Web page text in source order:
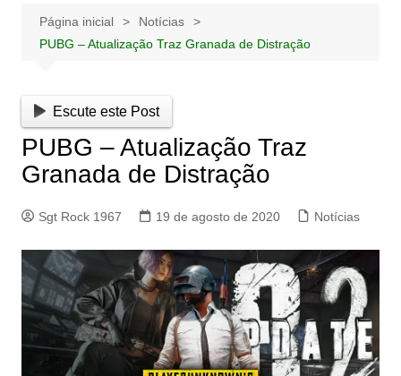
Página inicial
Notícias
PUBG – Atualização Traz Granada de Distração
Escute este Post
PUBG – Atualização Traz
Granada de Distração
Sgt Rock 1967 19 de agosto de 2020 Notícias